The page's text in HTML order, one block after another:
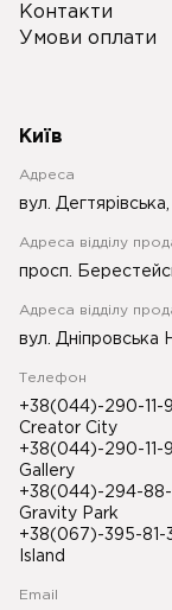
Контакти
Умови оплати
Київ
Адреса
вул. Дегтярівська,
Адреса відділу
просп.
Адреса відділу
вул. Дніпровська
Телефон
+38(044)-290-11-
Creator City
+38(044)-290-11-
Gallery
+38(044)-294-
Gravity Park
+38(067)-395-81-
Island
Email